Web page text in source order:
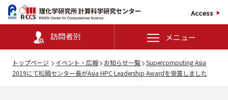
Access
訪問者別 メニュー
トップページ イベント・広報 お知らせ一覧
Supercomputing Asia
2019にて松岡センター長がAsia HPC Leadership Awardを受賞しました